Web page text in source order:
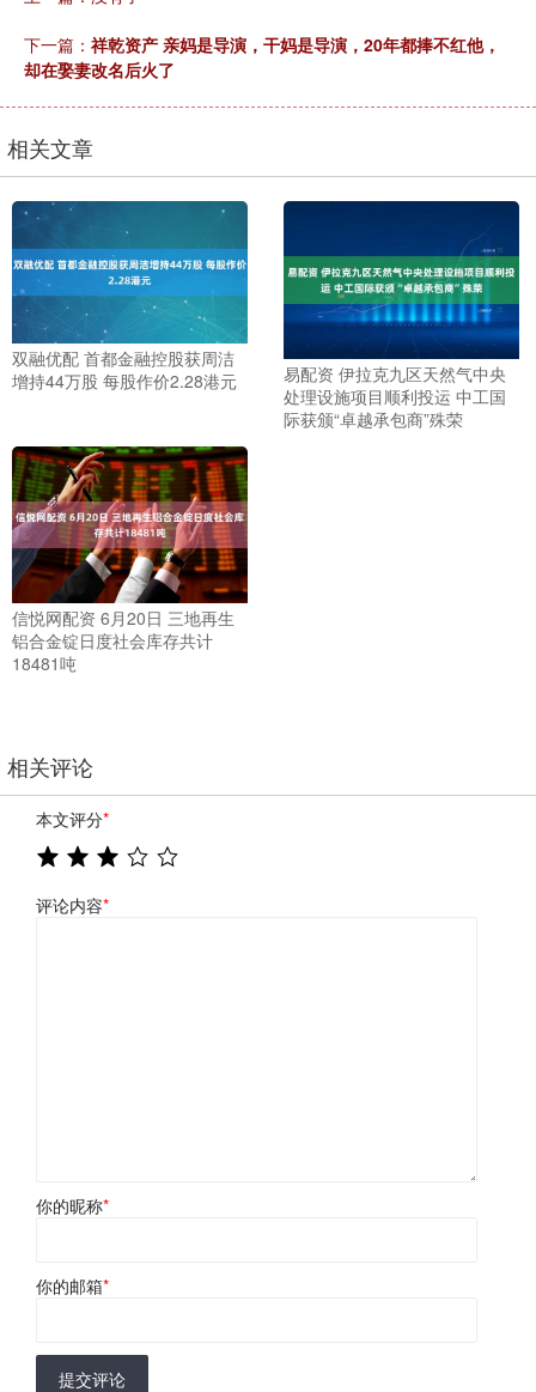
下一篇： 祥乾资产 亲妈是导演，干妈是导演，20年都捧不红他，
却在娶妻改名后火了
相关文章
双融优配 首都金融控股获周洁
增持44万股 每股作价2.28港元
易配资 伊拉克九区天然气中央
处理设施项目顺利投运 中工国
际获颁“卓越承包商”殊荣
信悦网配资 6月20日 三地再生
铝合金锭日度社会库存共计
18481吨
相关评论
本文评分*
评论内容*
你的昵称*
你的邮箱*
提交评论